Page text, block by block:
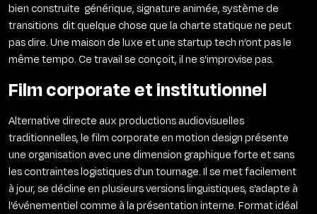
bien construite générique, signature animée, système de
transitions dit quelque chose que la charte statique ne peut
pas dire. Une maison de luxe et une startup tech n’ont pas le
même tempo. Ce travail se conçoit, il ne s’improvise pas.
Film corporate et institutionnel
Alternative directe aux productions audiovisuelles
traditionnelles, le film corporate en motion design présente
une organisation avec une dimension graphique forte et sans
les contraintes logistiques d’un tournage. Il se met facilement
à jour, se décline en plusieurs versions linguistiques, s’adapte à
l’événementiel comme à la présentation interne. Format idéal